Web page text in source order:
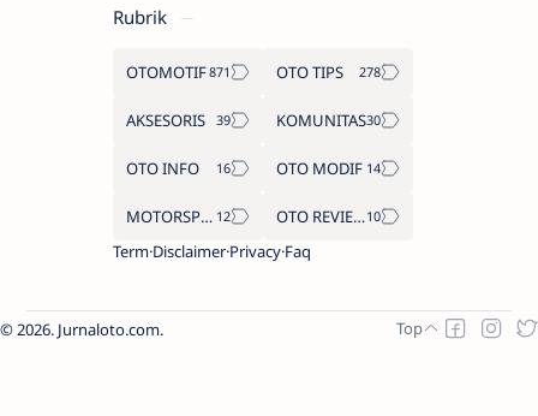
Rubrik
OTOMOTIF OTO TIPS
AKSESORIS KOMUNITAS
OTO INFO OTO MODIF
MOTORSPORT
OTO REVIEW
Term Disclaimer Privacy Faq
2026. Jurnaloto.com.